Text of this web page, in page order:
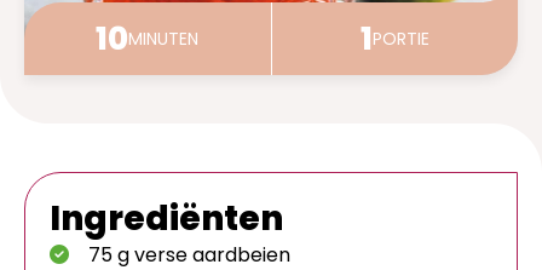
10MINUTEN 1PORTIE
Ingrediënten
75 g verse aardbeien